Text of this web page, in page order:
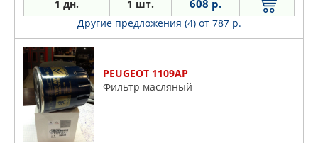
1 дн. 1 шт. 608 р.
Другие предложения (4) от 787 р.
PEUGEOT 1109AP
Фильтр масляный